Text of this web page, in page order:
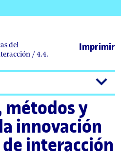
del
/ 4.4.
Imprimir
métodos y
innovación
interacción